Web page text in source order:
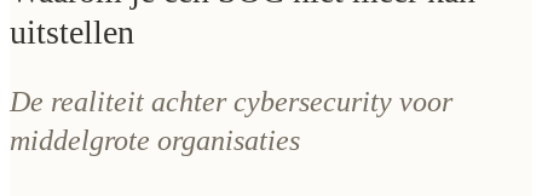
uitstellen
De realiteit achter cybersecurity voor
middelgrote organisaties